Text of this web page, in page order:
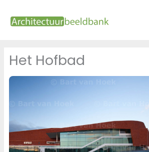
naar
Het Hofbad